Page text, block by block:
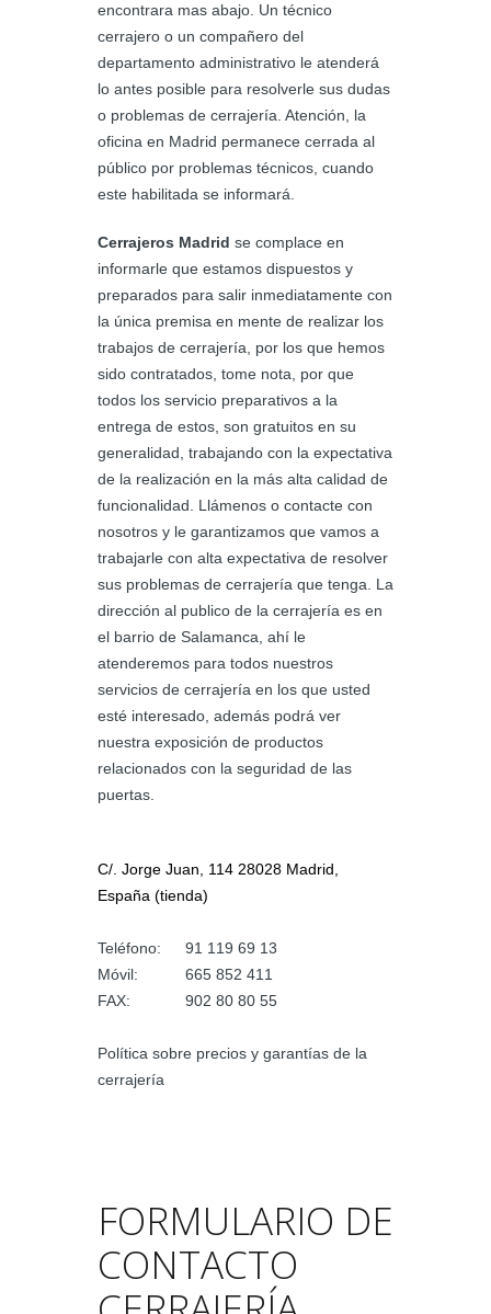
encontrara mas abajo. Un técnico
cerrajero o un compañero del
departamento administrativo le atenderá
lo antes posible para resolverle sus dudas
o problemas de cerrajería. Atención, la
oficina en Madrid permanece cerrada al
público por problemas técnicos, cuando
este habilitada se informará.
Cerrajeros Madrid se complace en
informarle que estamos dispuestos y
preparados para salir inmediatamente con
la única premisa en mente de realizar los
trabajos de cerrajería, por los que hemos
sido contratados, tome nota, por que
todos los servicio preparativos a la
entrega de estos, son gratuitos en su
generalidad, trabajando con la expectativa
de la realización en la más alta calidad de
funcionalidad. Llámenos o contacte con
nosotros y le garantizamos que vamos a
trabajarle con alta expectativa de resolver
sus problemas de cerrajería que tenga. La
dirección al publico de la cerrajería es en
el barrio de Salamanca, ahí le
atenderemos para todos nuestros
servicios de cerrajería en los que usted
esté interesado, además podrá ver
nuestra exposición de productos
relacionados con la seguridad de las
puertas.
C/. Jorge Juan, 114 28028 Madrid,
España (tienda)
Teléfono:
91 119 69 13
Móvil:
665 852 411
FAX:
902 80 80 55
Política sobre precios y garantías de la
cerrajería
FORMULARIO DE
CONTACTO